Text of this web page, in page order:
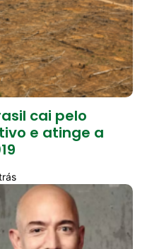
cai pelo
e atinge a